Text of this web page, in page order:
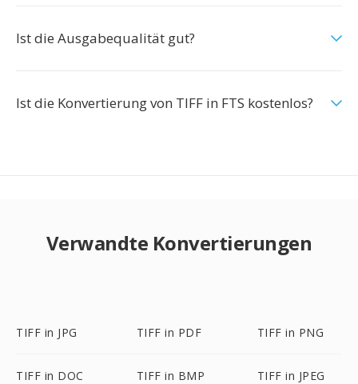
Ist die Ausgabequalität gut?
Ist die Konvertierung von TIFF in FTS kostenlos?
Verwandte Konvertierungen
TIFF in JPG TIFF in PDF TIFF in PNG
TIFF in DOC TIFF in BMP TIFF in JPEG